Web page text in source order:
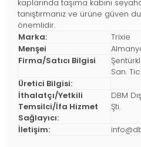
kaplarında taşıma kabını
tanıştırmanız ve ürüne güven
önemlidir.
Marka:
Trixie
Menşei
Firma/Satıcı Bilgisi
San.
Üretici Bilgisi:
İthalatçı/Yetkili
Temsilci/İfa Hizmet
Sağlayıcı:
DBM
Şti.
İletişim: